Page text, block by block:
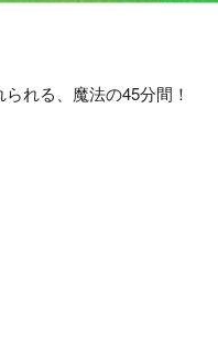
れる、魔法の45分間！